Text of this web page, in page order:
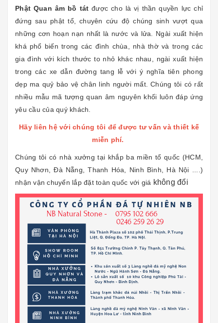
Phật Quan âm bồ tát được cho là vị thần quyền lực chỉ
đứng sau phật tổ, chuyên cứu độ chúng sinh vượt qua
những cơn hoạn nạn nhất là nước và lửa. Ngài xuất hiện
khá phổ biến trong các đình chùa, nhà thờ và trong các
gia đình với kích thước to nhỏ khác nhau, ngài xuất hiện
trong các xe dẫn đường tang lễ với ý nghĩa tiên phong
dẹp ma quỷ bảo vệ chân linh người mất. Chúng tôi có rất
nhiều mẫu mã tượng quan âm nguyên khối luôn đáp ứng
yêu cầu của quý khách.
Hãy liên hệ với chúng tôi để được tư vấn và thiết kế
miễn phí.
Chúng tôi có nhà xưởng tại khắp ba miền tổ quốc (HCM,
Quy Nhơn, Đà Nẵng, Thanh Hóa, Ninh Bình, Hà Nội ....)
nhận vận chuyển lắp đặt toàn quốc với giá không đổi